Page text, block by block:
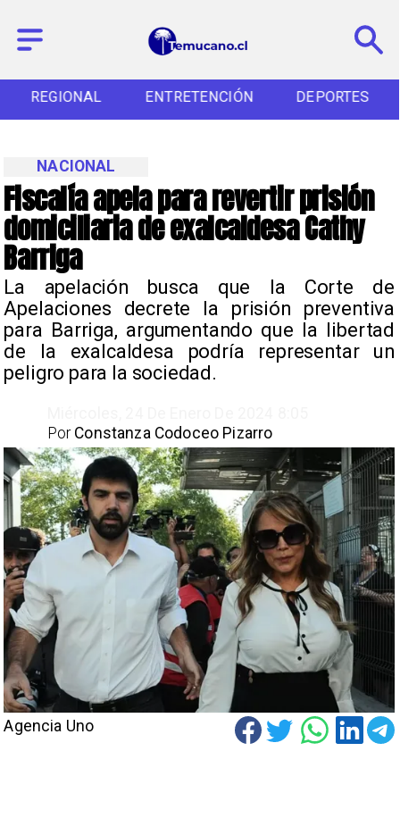
REGIONAL ENTRETENCIÓN DEPORTES
Fiscalía apela para revertir prisión
domiciliaria de exalcaldesa Cathy
Barriga
La apelación busca que la Corte de
Apelaciones decrete la prisión preventiva
para Barriga, argumentando que la libertad
de la exalcaldesa podría representar un
peligro para la sociedad.
NACIONAL
Constanza Codoceo Pizarro
Por
Agencia Uno